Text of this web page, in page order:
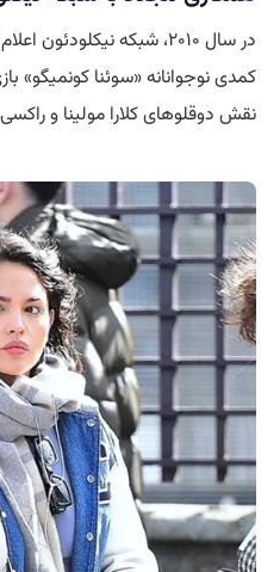
در سال ۲۰۱۰، شبکه
کمدی نوجوانانه «سوئنا کونمیگو»
نقش‌ دوقلوهای کلارا مولینا و راکسی